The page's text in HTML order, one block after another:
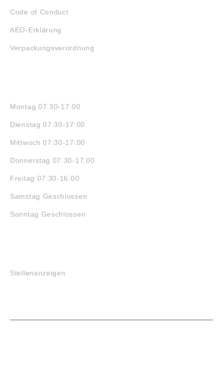
Code of Conduct
AEO-Erklärung
Verpackungsverordnung
Montag 07:30-17:00
Dienstag 07:30-17:00
Mittwoch 07:30-17:00
Donnerstag 07:30-17:00
Freitag 07:30-16:00
Samstag Geschlossen
Sonntag Geschlossen
Stellenanzeigen